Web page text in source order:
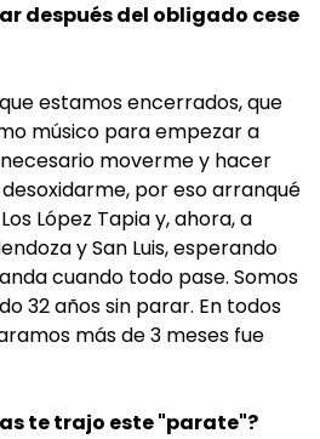
después del obligado cese
estamos encerrados, que
músico para empezar a
moverme y hacer
por eso arranqué
López Tapia y, ahora, a
y San Luis, esperando
cuando todo pase. Somos
32 años sin parar. En todos
más de 3 meses fue
te trajo este "parate"?